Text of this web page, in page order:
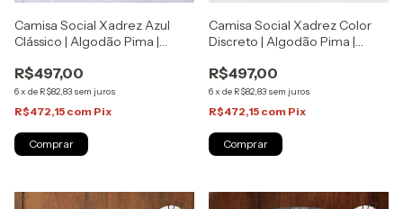
Camisa Social Xadrez Azul
Clássico | Algodão Pima |
R$497,00
6x de R$82,83 sem juros
R$472,15 com Pix
Comprar
Camisa Social Xadrez Color
Discreto | Algodão Pima |
R$497,00
6x de R$82,83 sem juros
R$472,15 com Pix
Comprar
1/7 1/7